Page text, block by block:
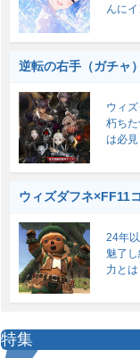
んに
逆転の右手（ガチャ
ウィズ
朽ち
は必見
ウィズダフネ×FF11
24年
魅了
力とは
特集